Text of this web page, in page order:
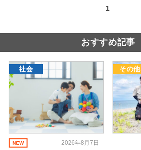
1
おすすめ記事
社会
NEW 2026年8月7日
その他